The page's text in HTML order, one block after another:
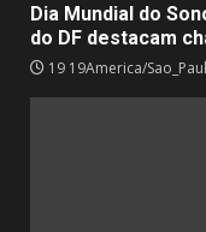
Dia Mundial do
do DF destacam
19 19America/